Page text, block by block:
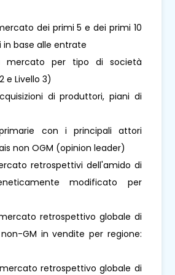
dei primi 5 e dei primi 10
in base alle entrate
mercato per tipo di società
e Livello 3)
di produttori, piani di
con i principali attori
non OGM (opinion leader)
retrospettivi dell'amido di
modificato per
retrospettivo globale di
GM in vendite per regione:
retrospettivo globale di